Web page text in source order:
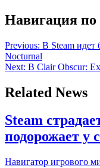
Навигация по
Previous: В Steam идет
Nocturnal
Next: В Clair Obscur:
Related News
Steam
подорожает у
Навигатор игрового